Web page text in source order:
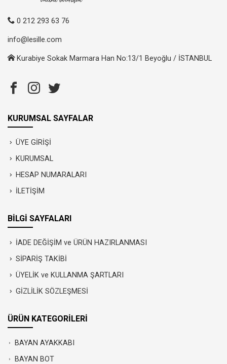
0 212 293 63 76
info@lesille.com
Kurabiye Sokak Marmara Han No:13/1 Beyoğlu / İSTANBUL
KURUMSAL SAYFALAR
ÜYE GİRİŞİ
KURUMSAL
HESAP NUMARALARI
İLETİŞİM
BİLGİ SAYFALARI
İADE DEĞİŞİM ve ÜRÜN HAZIRLANMASI
SİPARİŞ TAKİBİ
ÜYELİK ve KULLANMA ŞARTLARI
GİZLİLİK SÖZLEŞMESİ
ÜRÜN KATEGORİLERİ
BAYAN AYAKKABI
BAYAN BOT